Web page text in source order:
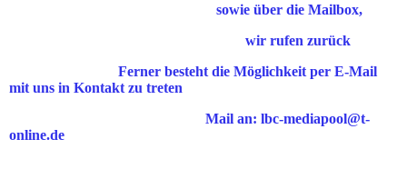
sowie über die Mailbox,
wir rufen zurück
Ferner besteht die Möglichkeit per E-Mail
mit uns in Kontakt zu treten
Mail an: lbc-mediapool@t-
online.de